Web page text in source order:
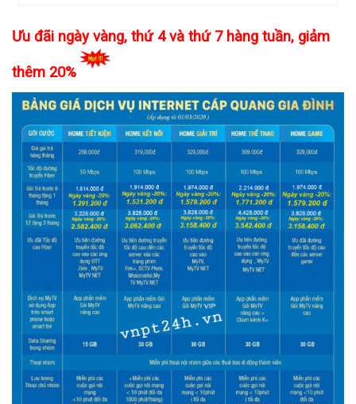
Ưu đãi ngày vàng, thứ 4 và thứ 7 hàng tuần, giảm
thêm 20%